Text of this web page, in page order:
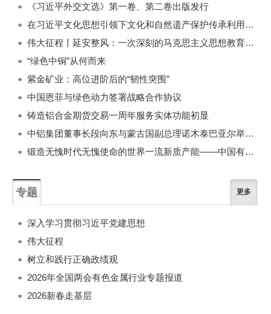
《习近平外交文选》第一卷、第二卷出版发行
在习近平文化思想引领下文化和自然遗产保护传承利用工作开创新局面
伟大征程丨延安整风：一次深刻的马克思主义思想教育运动
“绿色中铜”从何而来
紫金矿业：高位进阶后的“韧性突围”
中国恩菲与绿色动力签署战略合作协议
铸造铝合金期货交易一周年服务实体功能初显
中铝集团董事长段向东与蒙古国副总理诺木泰巴亚尔举行会谈
锻造无愧时代无愧使命的世界一流新质产能——中国有色金属工业的战略应对与破局之道（二）
专题 更多
深入学习贯彻习近平党建思想
伟大征程
树立和践行正确政绩观
2026年全国两会有色金属行业专题报道
2026新春走基层